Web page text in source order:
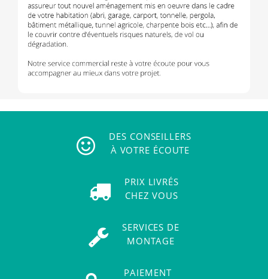
DES CONSEILLERS
À VOTRE ÉCOUTE
PRIX LIVRÉS
CHEZ VOUS
SERVICES DE
MONTAGE
PAIEMENT